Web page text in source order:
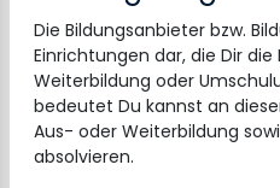
Die Bildungsanbieter bzw.
Einrichtungen dar, die Dir
Weiterbildung oder
bedeutet Du kannst an
Aus- oder Weiterbildung
absolvieren.